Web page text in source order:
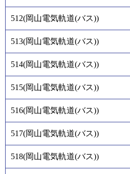
512(岡山電気軌道(バス))
513(岡山電気軌道(バス))
514(岡山電気軌道(バス))
515(岡山電気軌道(バス))
516(岡山電気軌道(バス))
517(岡山電気軌道(バス))
518(岡山電気軌道(バス))